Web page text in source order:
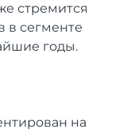
стремится
в сегменте
годы.
на